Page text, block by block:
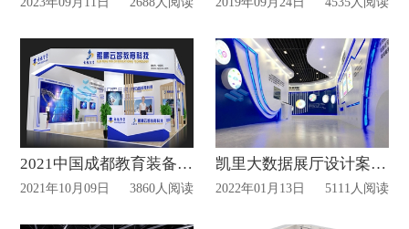
2021中国成都教育装备展案例分享
2021年10月09日 3860人阅读
凯里大数据展厅设计案例赏析
2022年01月13日 5111人阅读